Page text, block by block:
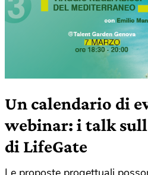
Un calendario di
webinar: i talk
di LifeGate